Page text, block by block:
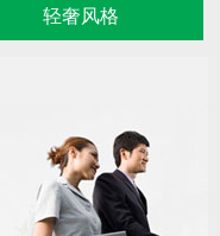
轻奢风格